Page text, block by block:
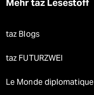
Mehr taz Lesestoff
taz Blogs
taz FUTURZWEI
Le Monde diplomatique